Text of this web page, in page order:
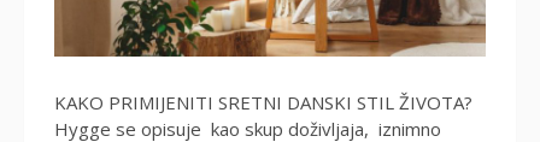
KAKO PRIMIJENITI SRETNI DANSKI STIL ŽIVOTA?
Hygge se opisuje kao skup doživljaja, iznimno